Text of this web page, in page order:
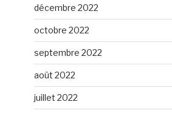
décembre 2022
octobre 2022
septembre 2022
août 2022
juillet 2022